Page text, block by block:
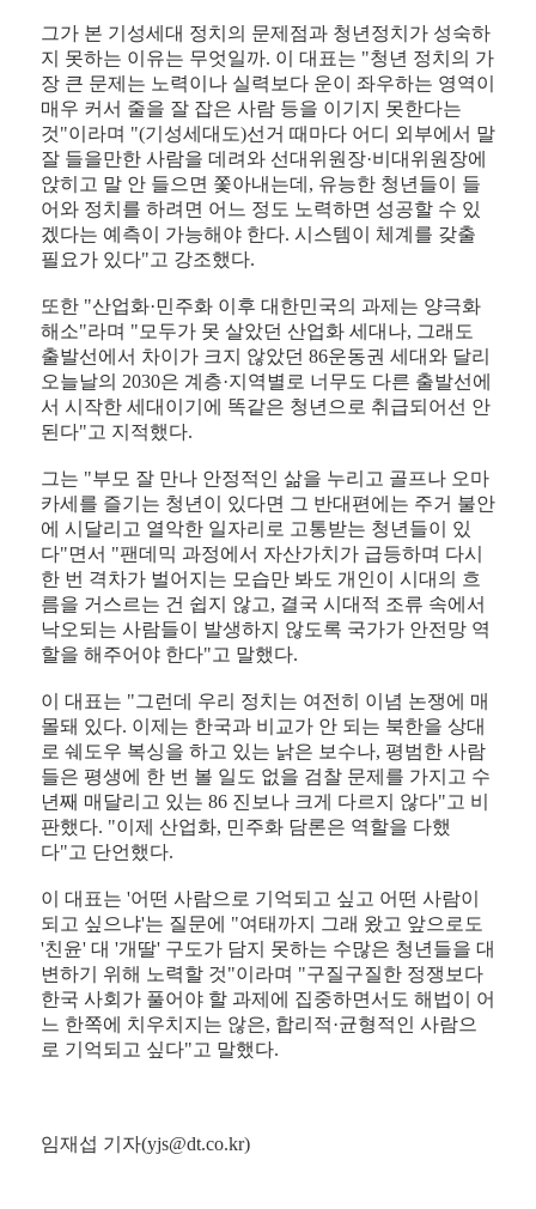
그가 본 기성세대 정치의 문제점과 청년정치가 성숙하
지 못하는 이유는 무엇일까. 이 대표는 "청년 정치의 가
장 큰 문제는 노력이나 실력보다 운이 좌우하는 영역이
매우 커서 줄을 잘 잡은 사람 등을 이기지 못한다는
것"이라며 "(기성세대도)선거 때마다 어디 외부에서 말
잘 들을만한 사람을 데려와 선대위원장·비대위원장에
앉히고 말 안 들으면 쫓아내는데, 유능한 청년들이 들
어와 정치를 하려면 어느 정도 노력하면 성공할 수 있
겠다는 예측이 가능해야 한다. 시스템이 체계를 갖출
필요가 있다"고 강조했다.
또한 "산업화·민주화 이후 대한민국의 과제는 양극화
해소"라며 "모두가 못 살았던 산업화 세대나, 그래도
출발선에서 차이가 크지 않았던 86운동권 세대와 달리
오늘날의 2030은 계층·지역별로 너무도 다른 출발선에
서 시작한 세대이기에 똑같은 청년으로 취급되어선 안
된다"고 지적했다.
그는 "부모 잘 만나 안정적인 삶을 누리고 골프나 오마
카세를 즐기는 청년이 있다면 그 반대편에는 주거 불안
에 시달리고 열악한 일자리로 고통받는 청년들이 있
다"면서 "팬데믹 과정에서 자산가치가 급등하며 다시
한 번 격차가 벌어지는 모습만 봐도 개인이 시대의 흐
름을 거스르는 건 쉽지 않고, 결국 시대적 조류 속에서
낙오되는 사람들이 발생하지 않도록 국가가 안전망 역
할을 해주어야 한다"고 말했다.
이 대표는 "그런데 우리 정치는 여전히 이념 논쟁에 매
몰돼 있다. 이제는 한국과 비교가 안 되는 북한을 상대
로 쉐도우 복싱을 하고 있는 낡은 보수나, 평범한 사람
들은 평생에 한 번 볼 일도 없을 검찰 문제를 가지고 수
년째 매달리고 있는 86 진보나 크게 다르지 않다"고 비
판했다. "이제 산업화, 민주화 담론은 역할을 다했
다"고 단언했다.
이 대표는 '어떤 사람으로 기억되고 싶고 어떤 사람이
되고 싶으냐'는 질문에 "여태까지 그래 왔고 앞으로도
'친윤' 대 '개딸' 구도가 담지 못하는 수많은 청년들을 대
변하기 위해 노력할 것"이라며 "구질구질한 정쟁보다
한국 사회가 풀어야 할 과제에 집중하면서도 해법이 어
느 한쪽에 치우치지는 않은, 합리적·균형적인 사람으
로 기억되고 싶다"고 말했다.
임재섭 기자(yjs@dt.co.kr)